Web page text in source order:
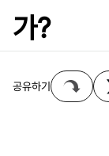
가?
공유하기